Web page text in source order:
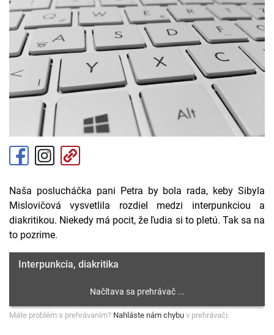
Naša poslucháčka pani Petra by bola rada, keby Sibyla
Mislovičová vysvetlila rozdiel medzi interpunkciou a
diakritikou. Niekedy má pocit, že ľudia si to pletú. Tak sa na
to pozrime.
Interpunkcia, diakritika
Máte problém s prehrávaním? Nahláste nám chybu v prehrávači.